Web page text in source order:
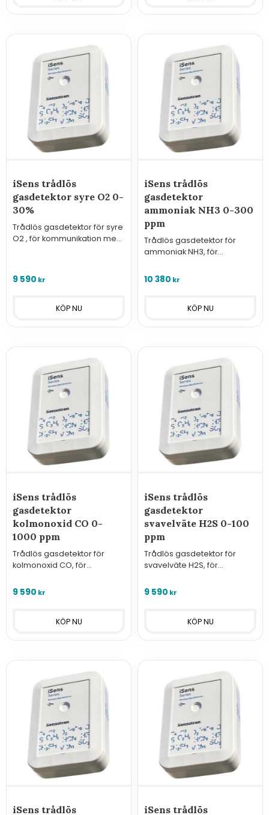
iSens trådlös
gasdetektor syre O2 0-
30%
Trådlös gasdetektor för syre
O2 , för kommunikation med
9 590 kr
iSens trådlös
gasdetektor
ammoniak NH3 0-300
ppm
Trådlös gasdetektor för
ammoniak NH3, för
GasVisor trådlösa
10 380 kr
iSens trådlös
gasdetektor
kolmonoxid CO 0-
1000 ppm
Trådlös gasdetektor för
kolmonoxid CO, för
GasVisor trådlösa
9 590 kr
iSens trådlös
gasdetektor
svavelväte H2S 0-100
ppm
Trådlös gasdetektor för
svavelväte H2S, för
GasVisor trådlösa
9 590 kr
iSens trådlös iSens trådlös